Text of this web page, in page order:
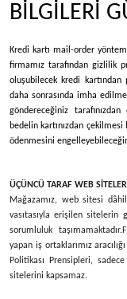
BİLGİLERİ
Kredi kartı mail-order
firmamız tarafından gizlilik
oluşubilecek kredi
daha sonrasında imha
göndereceğiniz
bedelin kartınızdan
ödenmesini
ÜÇÜNCÜ TARAF WEB
Mağazamız, web sitesi
vasıtasıyla erişilen sitelerin
sorumluluk taşımamaktadır.
yapan iş ortaklarımız
Politikası Prensipleri,
sitelerini kapsamaz.